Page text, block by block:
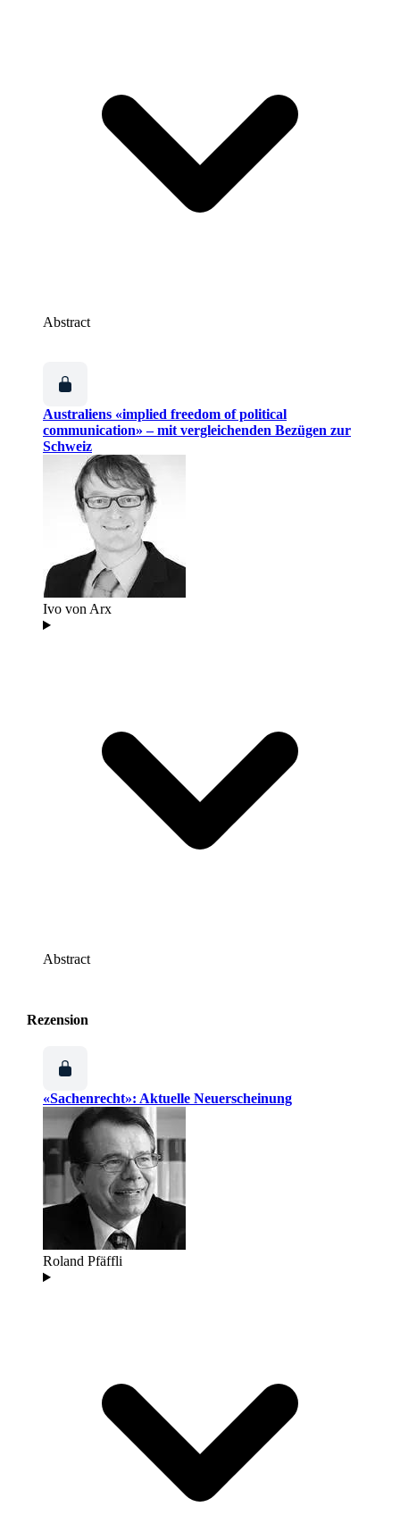
Abstract
Australiens «implied freedom of political
communication» – mit vergleichenden Bezügen zur
Schweiz
Ivo von Arx
Abstract
Rezension
«Sachenrecht»: Aktuelle Neuerscheinung
Roland Pfäffli